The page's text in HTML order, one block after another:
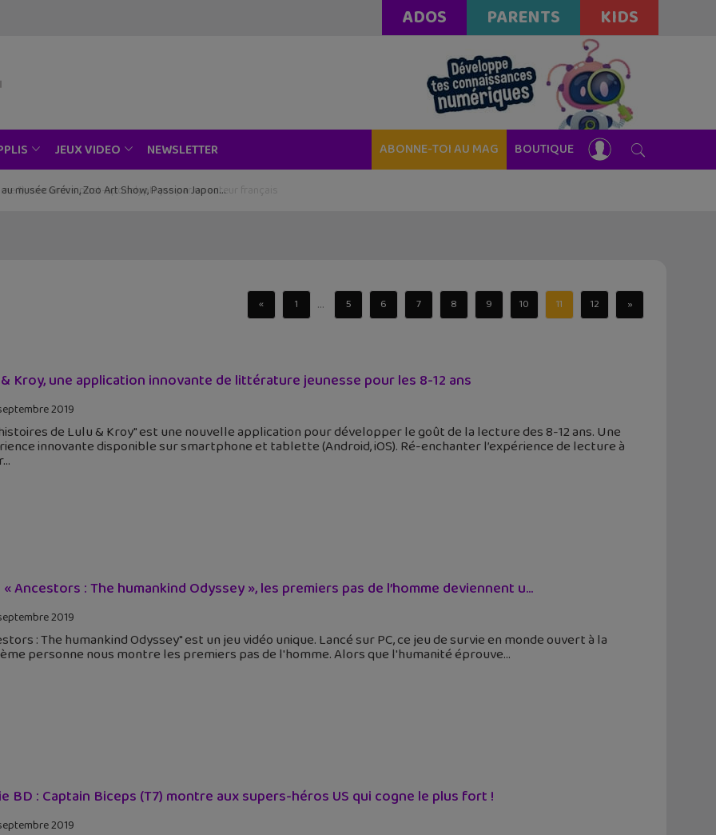
ADOS PARENTS KIDS
JEUX VIDEO NEWSLETTER ABONNE-TOI AU MAG BOUTIQUE
musée Grévin, Zoo Art Show, Passion Japon…
« 1 ... 5 6 7 8 9 10 11 12 »
Kroy, une application innovante de littérature jeunesse pour les 8-12 ans
2019
de Lulu & Kroy" est une nouvelle application pour développer le goût de la lecture des 8-12 ans. Une
innovante disponible sur smartphone et tablette (Android, iOS). Ré-enchanter l’expérience de lecture à
Ancestors : The humankind Odyssey », les premiers pas de l’homme deviennent u...
2019
: The humankind Odyssey" est un jeu vidéo unique. Lancé sur PC, ce jeu de survie en monde ouvert à la
personne nous montre les premiers pas de l'homme. Alors que l'humanité éprouve
BD : Captain Biceps (T7) montre aux supers-héros US qui cogne le plus fort !
2019